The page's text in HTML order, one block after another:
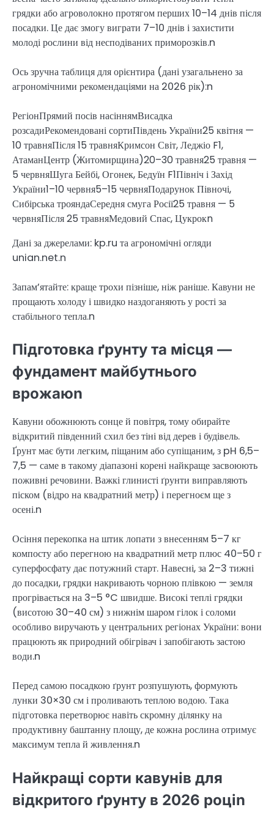
грядки або агроволокно протягом перших 10–14 днів після
посадки. Це дає змогу виграти 7–10 днів і захистити
молоді рослини від несподіваних приморозків.n
Ось зручна таблиця для орієнтира (дані узагальнено за
агрономічними рекомендаціями на 2026 рік):n
РегіонПрямий посів насіннямВисадка
розсадиРекомендовані сортиПівдень України25 квітня —
10 травняПісля 15 травняКримсон Світ, Леджіо F1,
АтаманЦентр (Житомирщина)20–30 травня25 травня —
5 червняШуга Бейбі, Огонек, Бедуїн F1Північ і Захід
України1–10 червня5–15 червняПодарунок Півночі,
Сибірська трояндаСередня смуга Росії25 травня — 5
червняПісля 25 травняМедовий Спас, Цукрокn
Дані за джерелами: kp.ru та агрономічні огляди
unian.net.n
Запам’ятайте: краще трохи пізніше, ніж раніше. Кавуни не
прощають холоду і швидко наздоганяють у рості за
стабільного тепла.n
Підготовка ґрунту та місця —
фундамент майбутнього
врожаюn
Кавуни обожнюють сонце й повітря, тому обирайте
відкритий південний схил без тіні від дерев і будівель.
Ґрунт має бути легким, піщаним або супіщаним, з pH 6,5–
7,5 — саме в такому діапазоні корені найкраще засвоюють
поживні речовини. Важкі глинисті ґрунти виправляють
піском (відро на квадратний метр) і перегноєм ще з
осені.n
Осіння перекопка на штик лопати з внесенням 5–7 кг
компосту або перегною на квадратний метр плюс 40–50 г
суперфосфату дає потужний старт. Навесні, за 2–3 тижні
до посадки, грядки накривають чорною плівкою — земля
прогрівається на 3–5 °C швидше. Високі теплі грядки
(висотою 30–40 см) з нижнім шаром гілок і соломи
особливо виручають у центральних регіонах України: вони
працюють як природний обігрівач і запобігають застою
води.n
Перед самою посадкою ґрунт розпушують, формують
лунки 30×30 см і проливають теплою водою. Така
підготовка перетворює навіть скромну ділянку на
продуктивну баштанну площу, де кожна рослина отримує
максимум тепла й живлення.n
Найкращі сорти кавунів для
відкритого ґрунту в 2026 роціn